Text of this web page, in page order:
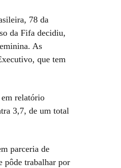
78 da
da Fifa decidiu,
As
que tem
relatório
3,7, de um total
parceria de
pôde trabalhar por